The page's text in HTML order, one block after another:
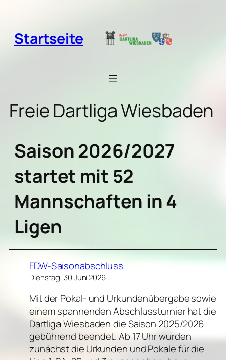
springen
Startseite
Freie Dartliga Wiesbaden
Saison 2026/2027
startet mit 52
Mannschaften in 4
Ligen
FDW-Saisonabschluss
Dienstag, 30 Juni 2026
Mit der Pokal- und Urkundenübergabe sowie
einem spannenden Abschlussturnier hat die
Dartliga Wiesbaden die Saison 2025/2026
gebührend beendet. Ab 17 Uhr wurden
zunächst die Urkunden und Pokale für die